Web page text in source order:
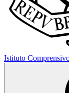
Istituto